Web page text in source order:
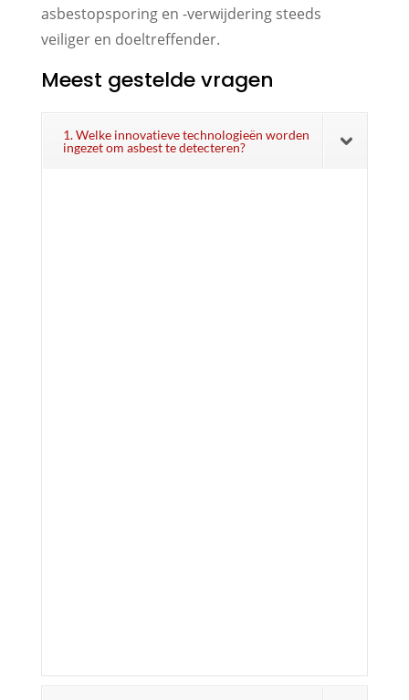
asbestopsporing en -verwijdering steeds
veiliger en doeltreffender.
Meest gestelde vragen
1. Welke innovatieve technologieën worden
ingezet om asbest te detecteren?